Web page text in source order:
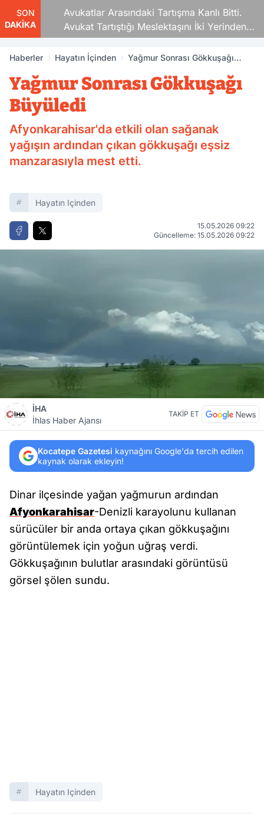
SON
DAKİKA
Avukatlar Arasındaki Tartışma Kanlı Bitti.
Avukat Tartıştığı Meslektaşını İki Yerinden
Vurdu
Haberler Hayatın İçinden
Yağmur Sonrası Gökkuşağı
Yağmur Sonrası Gökkuşağı
Büyüledi
Afyonkarahisar'da etkili olan sağanak
yağışın ardından çıkan gökkuşağı eşsiz
manzarasıyla mest etti.
Hayatın Içinden
15.05.2026 09:22
Güncelleme: 15.05.2026 09:22
İHA
İhlas Haber Ajansı
TAKİP ET
Kocatepe Gazetesi kaynağını Google'da tercih edilen
kaynak olarak ekleyin!
Dinar ilçesinde yağan yağmurun ardından
Afyonkarahisar-Denizli karayolunu kullanan
sürücüler bir anda ortaya çıkan gökkuşağını
görüntülemek için yoğun uğraş verdi.
Gökkuşağının bulutlar arasındaki görüntüsü
görsel şölen sundu.
Hayatın Içinden